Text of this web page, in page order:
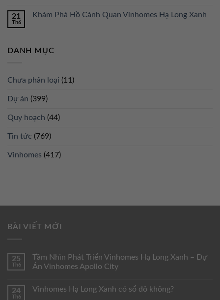
21
Th6
Khám Phá Hồ Cảnh Quan Vinhomes Hạ Long Xanh
DANH MỤC
Chưa phân loại (11)
Dự án (399)
Quy hoạch (44)
Tin tức (769)
Vinhomes (417)
BÀI VIẾT MỚI
25
Th6
Tầm Nhìn Phát Triển Vinhomes Hạ Long Xanh – Dự
Án Vinhomes Apollo City
24
Th6
Vinhomes Hạ Long Xanh có sổ đỏ không?